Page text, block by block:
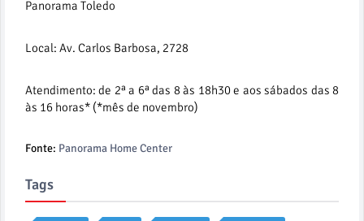
Panorama Toledo
Local: Av. Carlos Barbosa, 2728
Atendimento: de 2ª a 6ª das 8 às 18h30 e aos sábados das 8
às 16 horas* (*mês de novembro)
Fonte: Panorama Home Center
Tags